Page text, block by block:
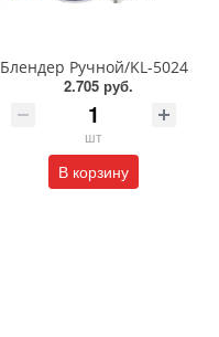
Блендер Ручной/KL-5024
2.705 руб.
шт
В корзину